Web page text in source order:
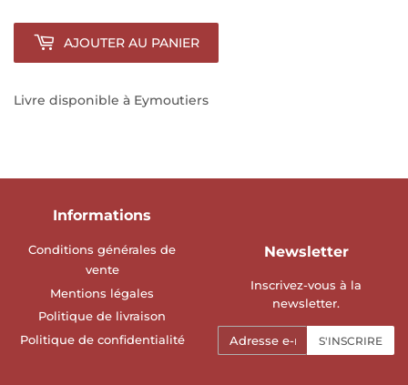
AJOUTER AU PANIER
Livre disponible à Eymoutiers
Informations
Conditions générales de
vente
Mentions légales
Politique de livraison
Politique de confidentialité
Newsletter
Inscrivez-vous à la
newsletter.
mails
S'INSCRIRE